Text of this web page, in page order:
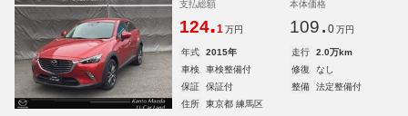
支払総額
124.1 万円
本体価格
109. 0 万円
年式 2015年 走行
2.0万km
車検
車検整備付 修復
なし
保証
保証付 整備
法定整備付
住所
東京都 練馬区